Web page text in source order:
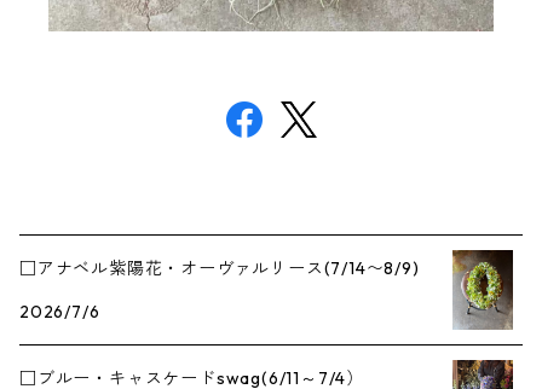
□アナベル紫陽花・オーヴァルリース(7/14〜8/9)
2026/7/6
□ブルー・キャスケードswag(6/11～7/4）